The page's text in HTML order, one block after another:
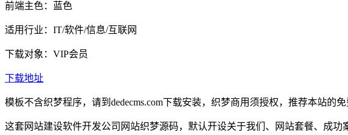
前端主色：蓝色
适用行业：IT/软件/信息/互联网
下载对象：VIP会员
下载地址
模板不含织梦程序，请到dedecms.com下载安装，织梦商用须授权，推荐本站的
这套网站建设软件开发公司网站织梦源码，默认开设关于我们、网站套餐、成